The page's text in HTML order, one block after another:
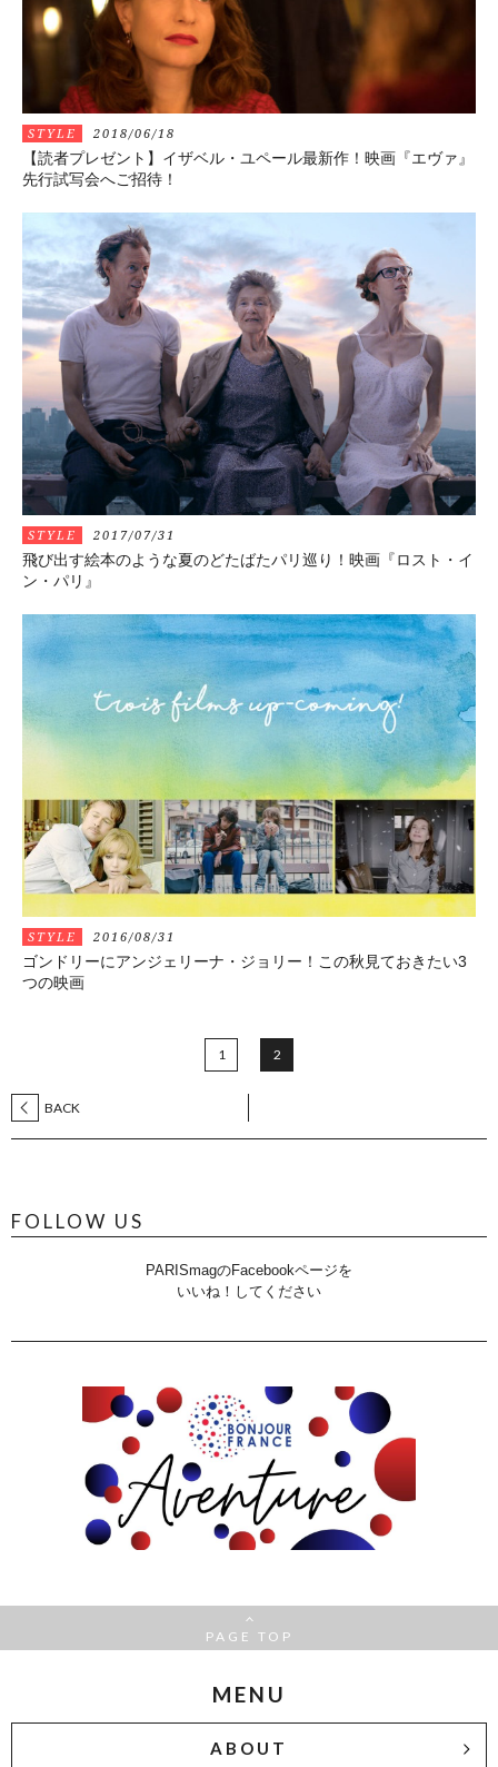
STYLE 2018/06/18
【読者プレゼント】イザベル・ユペール最新作！映画『エヴァ』
先行試写会へご招待！
STYLE 2017/07/31
飛び出す絵本のような夏のどたばたパリ巡り！映画『ロスト・イ
ン・パリ』
STYLE 2016/08/31
ゴンドリーにアンジェリーナ・ジョリー！この秋見ておきたい3
つの映画
BACK
1 2
FOLLOW US
PARISmagのFacebookページを
いいね！してください
PAGE TOP
MENU
ABOUT